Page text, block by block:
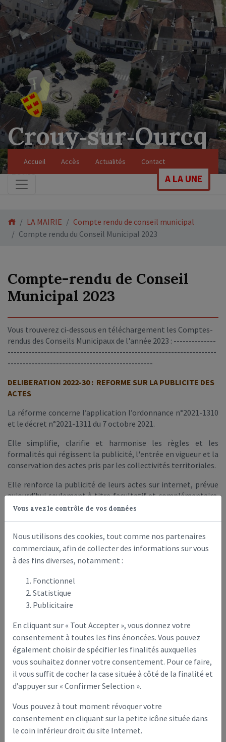
Vous avez le contrôle de vos données
Nous utilisons des cookies, tout comme nos partenaires
commerciaux, afin de collecter des informations sur vous
à des fins diverses, notamment :
Fonctionnel
Statistique
Publicitaire
En cliquant sur « Tout Accepter », vous donnez votre
consentement à toutes les fins énoncées. Vous pouvez
également choisir de spécifier les finalités auxquelles
vous souhaitez donner votre consentement. Pour ce faire,
il vous suffit de cocher la case située à côté de la finalité et
d’appuyer sur « Confirmer Selection ».
Vous pouvez à tout moment révoquer votre
consentement en cliquant sur la petite icône située dans
le coin inférieur droit du site Internet.
Crouy‑sur‑Ourcq
Soyez les bienvenus sur le site officiel de
notre commune
Accueil Accès Actualités Contact
A LA UNE
LA MAIRIE
Compte rendu de conseil municipal
Compte rendu du Conseil Municipal 2023
Compte-rendu de Conseil
Municipal 2023
Vous trouverez ci-dessous en téléchargement les Comptes-
rendus des Conseils Municipaux de l'année 2023 : --------------
---------------------------------------------------------------------
------------------------------------------------
DELIBERATION 2022-30 : REFORME SUR LA PUBLICITE DES
ACTES
La réforme concerne l’application l’ordonnance n°2021-1310
et le décret n°2021-1311 du 7 octobre 2021.
Elle simplifie, clarifie et harmonise les règles et les
formalités qui régissent la publicité, l'entrée en vigueur et la
conservation des actes pris par les collectivités territoriales.
Elle renforce la publicité de leurs actes sur internet, prévue
aujourd’hui seulement à titre facultatif et complémentaire.
L’essentiel de ces mesures est applicable
Pour toutes les catégories de collectivités territoriales, le
contenu et les conditions de publicité et de conservation du
procès-verbal desassemblées délibérantes locales sont
Le compte-rendu des séances du conseil municipal est
supprimé. Un affichage à la Mairie d’une liste des
l’accès rapide des citoyens à l’information sur les décisions
des assemblées locales. Les conditions de tenue et de
signature du registre des actes communaux sont allégées.
Le recueil des actes administratifs est supprimé pour toutes
les collectivités territoriales.
Par ailleurs, l’accomplissement des formalités de publicité
La publication des actes des collectivités locales sur leur site
internet devient le principe.